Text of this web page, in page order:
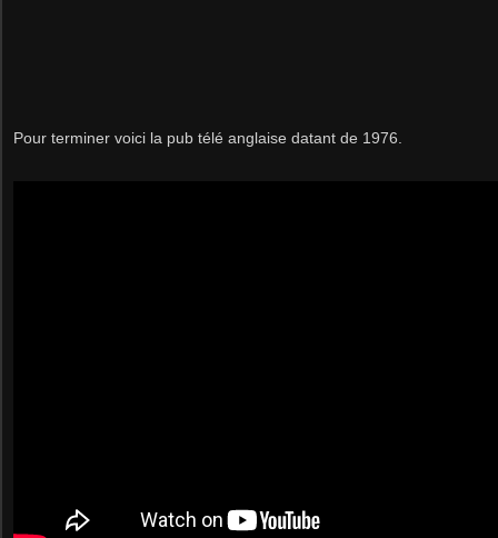
Pour terminer voici la pub télé anglaise datant de 1976.